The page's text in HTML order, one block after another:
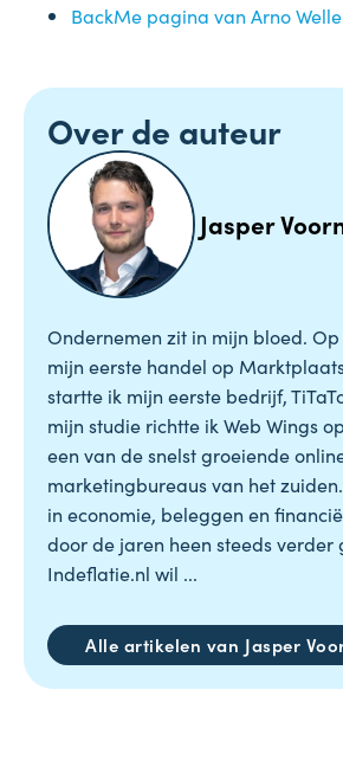
BackMe pagina van Arno
Over de auteur
Jasper
Ondernemen zit in mijn bloed. Op
mijn eerste handel op
startte ik mijn eerste bedrijf,
mijn studie richtte ik Web Wings
een van de snelst groeiende
marketingbureaus van het
in economie, beleggen en
door de jaren heen steeds
Indeflatie.nl wil ...
Alle artikelen van Jasper